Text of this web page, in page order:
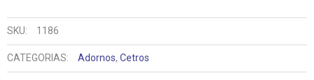
SKU: 1186
CATEGORIAS: Adornos, Cetros